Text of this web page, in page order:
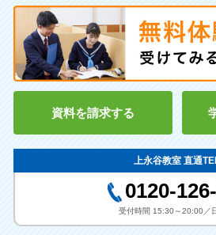
資料を請求する
上永谷教室 直通
0120-
受付時間 15:30～20:00／